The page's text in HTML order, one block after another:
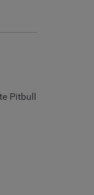
Pitbull